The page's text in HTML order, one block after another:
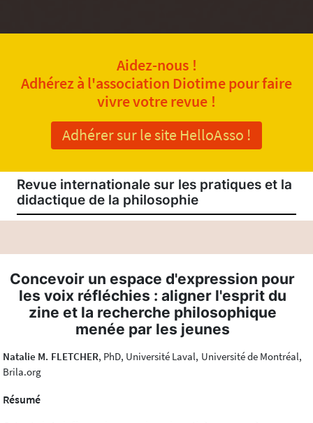
Aidez-nous !
Adhérez à l'association Diotime pour faire
vivre votre revue !
Adhérer sur le site HelloAsso !
Revue internationale sur les pratiques et la
didactique de la philosophie
Concevoir un espace d'expression pour
les voix réfléchies : aligner l'esprit du
zine et la recherche philosophique
menée par les jeunes
Natalie M. FLETCHER, PhD, Université Laval, Université de Montréal,
Brila.org
Résumé